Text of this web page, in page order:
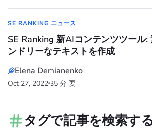
SE RANKING ニュース
SE Ranking 新AIコンテンツツール:
ンドリーなテキストを作成
Elena Demianenko
Oct 27, 2022 35 分 要
タグで記事を検索する